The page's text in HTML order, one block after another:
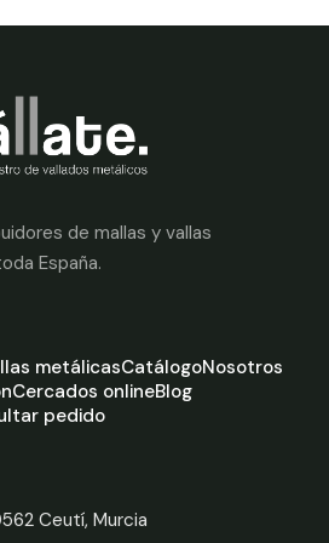
de mallas y vallas
España.
metálicasCatálogoNosotros
Cercados onlineBlog
pedido
Ceutí, Murcia